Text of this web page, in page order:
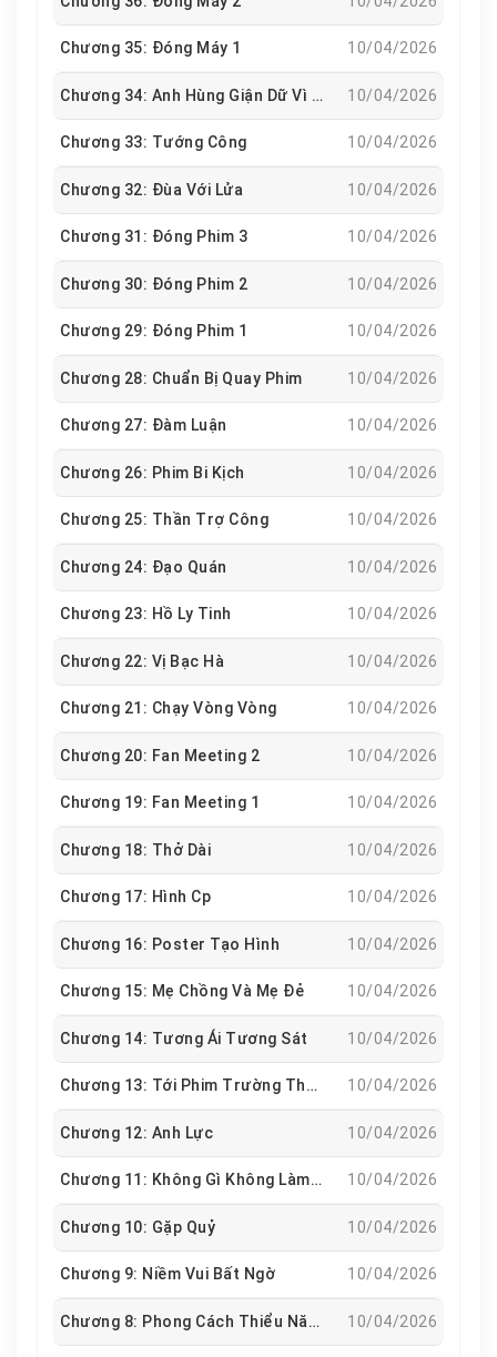
Chương 35: Đóng Máy 1 10/04/2026
Chương 34: Anh Hùng Giận Dữ Vì Hồng Nhan 10/04/2026
Chương 33: Tướng Công 10/04/2026
Chương 32: Đùa Với Lửa 10/04/2026
Chương 31: Đóng Phim 3 10/04/2026
Chương 30: Đóng Phim 2 10/04/2026
Chương 29: Đóng Phim 1 10/04/2026
Chương 28: Chuẩn Bị Quay Phim 10/04/2026
Chương 27: Đàm Luận 10/04/2026
Chương 26: Phim Bi Kịch 10/04/2026
Chương 25: Thần Trợ Công 10/04/2026
Chương 24: Đạo Quán 10/04/2026
Chương 23: Hồ Ly Tinh 10/04/2026
Chương 22: Vị Bạc Hà 10/04/2026
Chương 21: Chạy Vòng Vòng 10/04/2026
Chương 20: Fan Meeting 2 10/04/2026
Chương 19: Fan Meeting 1 10/04/2026
Chương 18: Thở Dài 10/04/2026
Chương 17: Hình Cp 10/04/2026
Chương 16: Poster Tạo Hình 10/04/2026
Chương 15: Mẹ Chồng Và Mẹ Đẻ 10/04/2026
Chương 14: Tương Ái Tương Sát 10/04/2026
Chương 13: Tới Phim Trường Thăm Saint Tail 10/04/2026
Chương 12: Anh Lực 10/04/2026
Chương 11: Không Gì Không Làm Được 10/04/2026
Chương 10: Gặp Quỷ 10/04/2026
Chương 9: Niềm Vui Bất Ngờ 10/04/2026
Chương 8: Phong Cách Thiểu Năng 10/04/2026